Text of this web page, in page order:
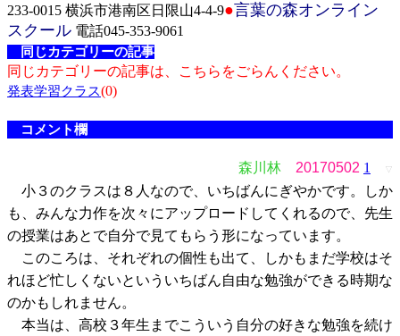
233-0015 横浜市港南区日限山4-4-9●言葉の森オンライン
スクール 電話045-353-9061
同じカテゴリーの記事
同じカテゴリーの記事は、こちらをごらんください。
発表学習クラス(0)
コメント欄
森川林 20170502 1 ▽
小３のクラスは８人なので、いちばんにぎやかです。しか
も、みんな力作を次々にアップロードしてくれるので、先生
の授業はあとで自分で見てもらう形になっています。
このころは、それぞれの個性も出て、しかもまだ学校はそ
れほど忙しくないといういちばん自由な勉強ができる時期な
のかもしれません。
本当は、高校３年生までこういう自分の好きな勉強を続け